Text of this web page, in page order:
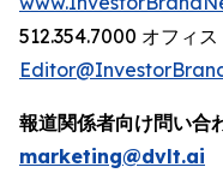
512.354.7000 オフィス
報道関係者向け問い合
marketing@dvlt.ai